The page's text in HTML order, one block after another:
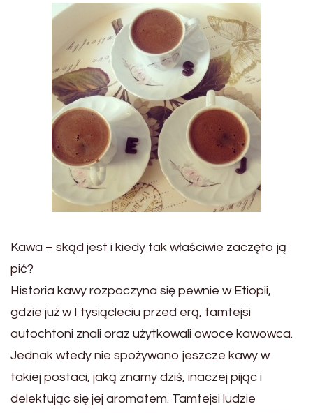
Kawa – skąd jest i kiedy tak właściwie zaczęto ją
pić?
Historia kawy rozpoczyna się pewnie w Etiopii,
gdzie już w I tysiącleciu przed erą, tamtejsi
autochtoni znali oraz użytkowali owoce kawowca.
Jednak wtedy nie spożywano jeszcze kawy w
takiej postaci, jaką znamy dziś, inaczej pijąc i
delektując się jej aromatem. Tamtejsi ludzie